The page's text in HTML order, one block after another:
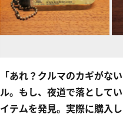
「あれ？クルマのカギが
ル。もし、夜道で落として
イテムを発見。実際に購入